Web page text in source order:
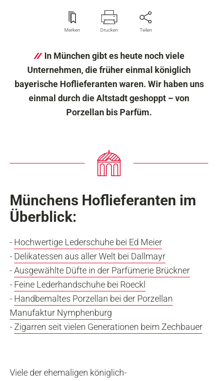
Merken Drucken Teilen
In München gibt es heute noch viele
Unternehmen, die früher einmal königlich
bayerische Hoflieferanten waren. Wir haben uns
einmal durch die Altstadt geshoppt – von
Porzellan bis Parfüm.
Münchens Hoflieferanten im
Überblick:
- Hochwertige Lederschuhe bei Ed Meier
- Delikatessen aus aller Welt bei Dallmayr
-Ausgewählte Düfte in der Parfümerie Brückner
- Feine Lederhandschuhe bei Roeckl
- Handbemaltes Porzellan bei der Porzellan
Manufaktur Nymphenburg
- Zigarren seit vielen Generationen beim Zechbauer
Viele der ehemaligen königlich-